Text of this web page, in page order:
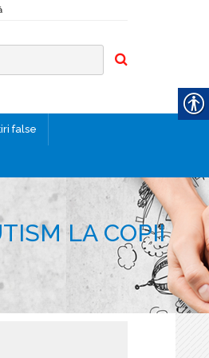
false
LA COPII